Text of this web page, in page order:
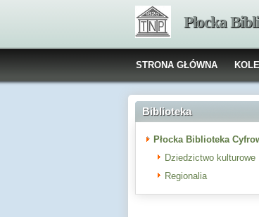
Płocka
STRONA GŁÓWNA
Biblioteka
Płocka Biblioteka
Dziedzictwo kulturowe
Regionalia